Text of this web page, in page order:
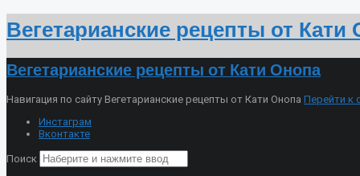
Вегетарианские рецепты от Кати
Вегетарианские рецепты от Кати Онопа
Навигация по сайту Вегетарианские рецепты от Кати Онопа Перейти к
Инстаграм
Вконтакте
Поиск